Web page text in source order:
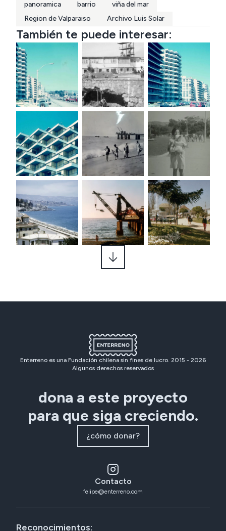
panoramica barrio
viña del mar
Region de Valparaiso
Archivo Luis Solar
También te puede interesar:
Enterreno es una Fundación chilena sin fines de lucro. 2015 - 2026
Algunos derechos reservados
dona a este proyecto
para que siga creciendo.
¿cómo donar?
Contacto
felipe@enterreno.com
Reconocimientos: